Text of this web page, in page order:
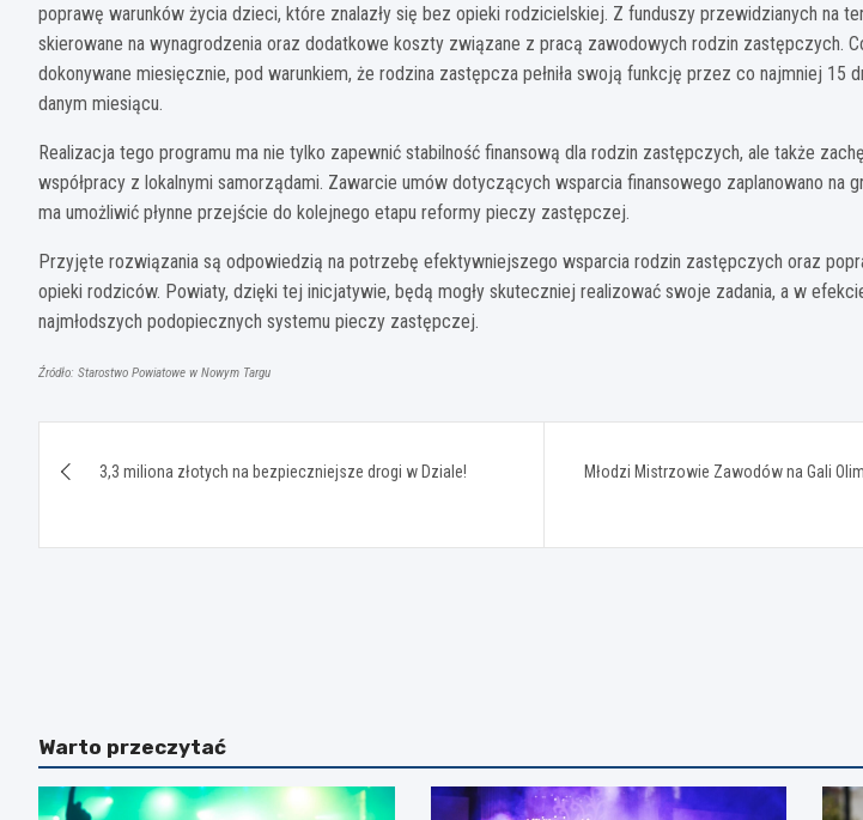
poprawę warunków życia dzieci, które znalazły się bez opieki rodzicielskiej. Z funduszy przewidzianych na
skierowane na wynagrodzenia oraz dodatkowe koszty związane z pracą zawodowych rodzin zastępczych.
dokonywane miesięcznie, pod warunkiem, że rodzina zastępcza pełniła swoją funkcję przez co najmniej 15
danym miesiącu.
Realizacja tego programu ma nie tylko zapewnić stabilność finansową dla rodzin zastępczych, ale także
współpracy z lokalnymi samorządami. Zawarcie umów dotyczących wsparcia finansowego zaplanowano na
ma umożliwić płynne przejście do kolejnego etapu reformy pieczy zastępczej.
Przyjęte rozwiązania są odpowiedzią na potrzebę efektywniejszego wsparcia rodzin zastępczych oraz
opieki rodziców. Powiaty, dzięki tej inicjatywie, będą mogły skuteczniej realizować swoje zadania, a w
najmłodszych podopiecznych systemu pieczy zastępczej.
Źródło: Starostwo Powiatowe w Nowym Targu
wpisu3,3 miliona złotych na bezpieczniejsze drogi w Dziale!
Młodzi Mistrzowie Zawodów na Gali
Warto przeczytać